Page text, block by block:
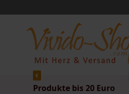
zum
Inhalt
bis
Produkte
ProdukteProdukte bis 20 Euro
€